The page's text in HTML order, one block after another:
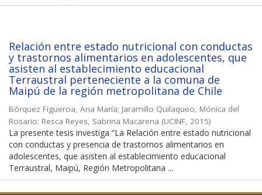
Relación entre estado nutricional con conductas
y trastornos alimentarios en adolescentes, que
asisten al establecimiento educacional
Terraustral perteneciente a la comuna de
Maipú de la región metropolitana de Chile
Bórquez Figueroa, Ana María; Jaramillo Quilaqueo, Mónica del
Rosario; Resca Reyes, Sabrina Macarena (UCINF, 2015)
La presente tesis investiga “La Relación entre estado nutricional
con conductas y presencia de trastornos alimentarios en
adolescentes, que asisten al establecimiento educacional
Terraustral, Maipú, Región Metropolitana ...